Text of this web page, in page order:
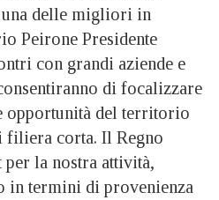
delle migliori in
Peirone Presidente
con grandi aziende e
di focalizzare
opportunità del territorio
corta. Il Regno
per la nostra attività,
in termini di provenienza